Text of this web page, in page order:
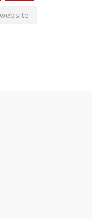
website